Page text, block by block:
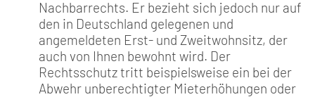
Nachbarrechts. Er bezieht sich jedoch nur auf
den in Deutschland gelegenen und
angemeldeten Erst- und Zweitwohnsitz, der
auch von Ihnen bewohnt wird. Der
Rechtsschutz tritt beispielsweise ein bei der
Abwehr unberechtigter Mieterhöhungen oder